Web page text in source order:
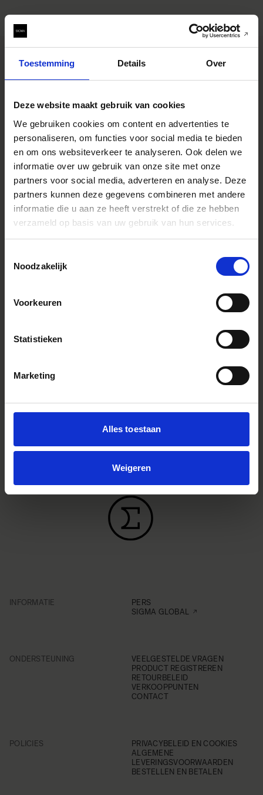
Toestemming Details Over
Deze website maakt gebruik van cookies
We gebruiken cookies om content en advertenties te
personaliseren, om functies voor social media te bieden
en om ons websiteverkeer te analyseren. Ook delen we
informatie over uw gebruik van onze site met onze
partners voor social media, adverteren en analyse. Deze
partners kunnen deze gegevens combineren met andere
informatie die u aan ze heeft verstrekt of die ze hebben
verzameld op basis van uw gebruik van hun services.
Noodzakelijk
Voorkeuren
Statistieken
Marketing
Alles toestaan
Weigeren
CONSTRUCTION
Specificaties
* All figures calculated by L-Mount.
Note: The L-Mount Trademark is a
registered Trademark of Leica
Camera AG. About Product Name:
Product name includes "DG" when
the lens is designed to deliver the
ultimate in performance on
cameras with full-frame sensors,
and "DN" when the lens design is
with the short flange focal length.
INFORMATIE
PERS
SIGMA GLOBAL
ONDERSTEUNING
VEELGESTELDE VRAGEN
PRODUCT REGISTREREN
RETOURBELEID
VERKOOPPUNTEN
CONTACT
POLICIES
PRIVACYBELEID EN COOKIES
ALGEMENE
LEVERINGSVOORWAARDEN
BESTELLEN EN BETALEN